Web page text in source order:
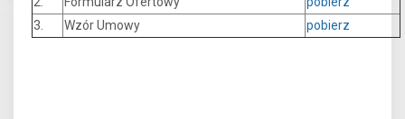
3.
Wzór Umowy pobierz